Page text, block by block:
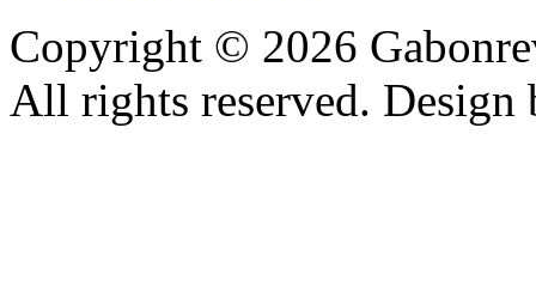
Copyright © 2026
All rights reserved.